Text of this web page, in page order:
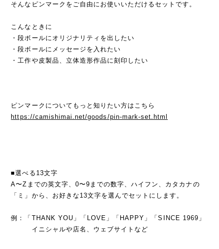
そんなピンマークをご自由にお使いいただけるセットです。
こんなときに
・段ボールにオリジナリティを出したい
・段ボールにメッセージを入れたい
・工作や皮製品、立体造形作品に刻印したい
ピンマークについてもっと知りたい方はこちら
https://camishimai.net/goods/pin-mark-set.html
■選べる13文字
A〜Zまでの英文字、0〜9までの数字、ハイフン、カタカナの
「ミ」から、お好きな13文字を選んでセットにします。
例：「THANK YOU」「LOVE」「HAPPY」「SINCE 1969」
イニシャルや店名、ウェブサイトなど